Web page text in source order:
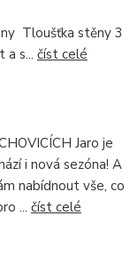
Tloušťka stěny 3
a s... číst celé
Jaro je
i nová sezóna! A
nabídnout vše, co
... číst celé